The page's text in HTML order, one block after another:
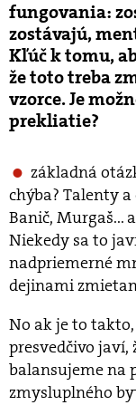
fungovania:
zostávajú,
Kľúč k tomu,
že toto treba
vzorce. Je
prekliatie?
základná
chýba? Talenty
Banič, Murgaš...
Niekedy sa to
nadpriemerné
dejinami
No ak je to
presvedčivo javí,
balansujeme na
zmysluplného